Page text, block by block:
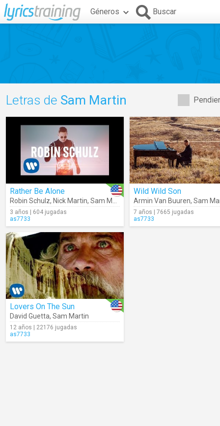
Géneros Buscar
Letras de Sam Martin
Rather Be Alone
Robin Schulz, Nick Martin, Sam Martin
3 años | 604 jugadas
as7733
Wild Wild Son
Armin Van Buuren, Sam
7 años | 7665 jugadas
as7733
Lovers On The Sun
David Guetta, Sam Martin
12 años | 22176 jugadas
as7733